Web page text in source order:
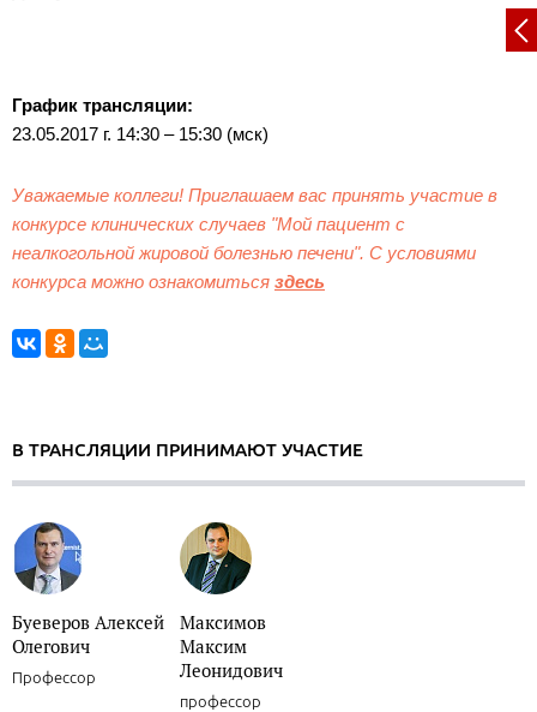
График трансляции:
23.05.2017 г. 14:30 – 15:30 (мск)
Уважаемые коллеги! Приглашаем вас принять участие в
конкурсе клинических случаев "Мой пациент с
неалкогольной жировой болезнью печени". С условиями
конкурса можно ознакомиться здесь
В ТРАНСЛЯЦИИ ПРИНИМАЮТ УЧАСТИЕ
Буеверов Алексей
Олегович
Профессор
Максимов
Максим
Леонидович
профессор